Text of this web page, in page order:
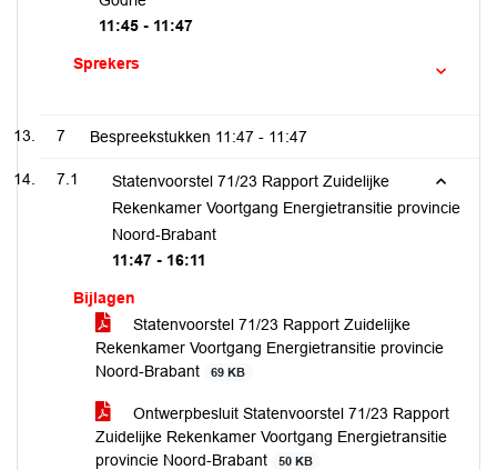
11:45 - 11:47
Sprekers
7 Bespreekstukken 11:47 - 11:47
7.1
Statenvoorstel 71/23 Rapport Zuidelijke
Rekenkamer Voortgang Energietransitie provincie
Noord-Brabant
11:47 - 16:11
Bijlagen
Statenvoorstel 71/23 Rapport Zuidelijke
Rekenkamer Voortgang Energietransitie provincie
Noord-Brabant
69 KB
Ontwerpbesluit Statenvoorstel 71/23 Rapport
Zuidelijke Rekenkamer Voortgang Energietransitie
provincie Noord-Brabant
50 KB